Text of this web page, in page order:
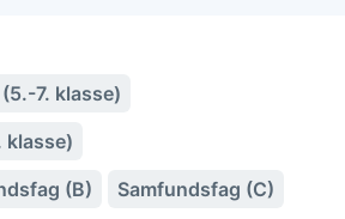
7. klasse)
klasse)
(B)
Samfundsfag (C)